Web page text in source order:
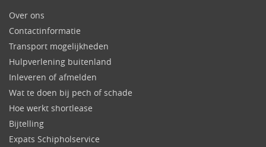
Over ons
Contactinformatie
Transport mogelijkheden
Hulpverlening buitenland
Inleveren of afmelden
Wat te doen bij pech of schade
Hoe werkt shortlease
Bijtelling
Expats Schipholservice